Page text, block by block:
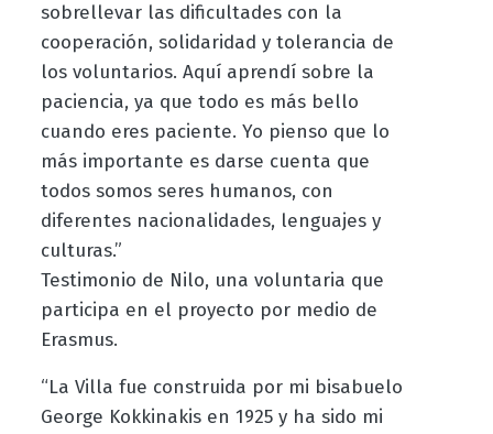
sobrellevar las dificultades con la
cooperación, solidaridad y tolerancia de
los voluntarios. Aquí aprendí sobre la
paciencia, ya que todo es más bello
cuando eres paciente. Yo pienso que lo
más importante es darse cuenta que
todos somos seres humanos, con
diferentes nacionalidades, lenguajes y
culturas.”
Testimonio de Nilo, una voluntaria que
participa en el proyecto por medio de
Erasmus.
“La Villa fue construida por mi bisabuelo
George Kokkinakis en 1925 y ha sido mi